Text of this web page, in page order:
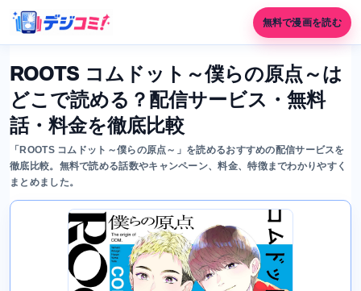
無料で漫画を読む
ROOTS コムドット～僕らの原点～は
どこで読める？配信サービス・無料
話・料金を徹底比較
「ROOTS コムドット～僕らの原点～」を読めるおすすめの配信サービスを
徹底比較。無料で読める話数やキャンペーン、料金、特徴までわかりやすく
まとめました。